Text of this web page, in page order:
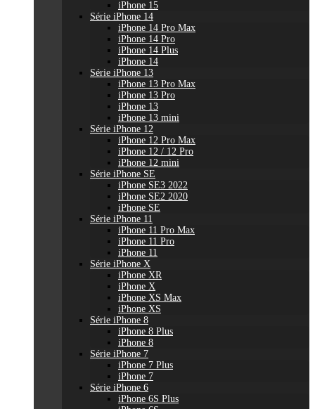
iPhone 15
Série iPhone 14
iPhone 14 Pro Max
iPhone 14 Pro
iPhone 14 Plus
iPhone 14
Série iPhone 13
iPhone 13 Pro Max
iPhone 13 Pro
iPhone 13
iPhone 13 mini
Série iPhone 12
iPhone 12 Pro Max
iPhone 12 / 12 Pro
iPhone 12 mini
Série iPhone SE
iPhone SE3 2022
iPhone SE2 2020
iPhone SE
Série iPhone 11
iPhone 11 Pro Max
iPhone 11 Pro
iPhone 11
Série iPhone X
iPhone XR
iPhone X
iPhone XS Max
iPhone XS
Série iPhone 8
iPhone 8 Plus
iPhone 8
Série iPhone 7
iPhone 7 Plus
iPhone 7
Série iPhone 6
iPhone 6S Plus